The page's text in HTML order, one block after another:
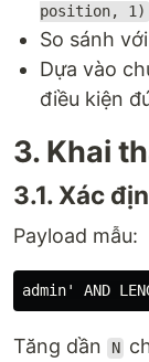
position, 1)
So sánh
Dựa vào
điều kiện
3. Khai
3.1. Xác
Payload mẫu:
Tăng dần N